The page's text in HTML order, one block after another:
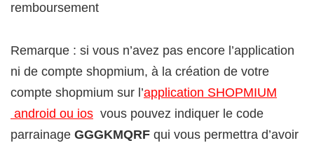
remboursement
Remarque : si vous n’avez pas encore l’application
ni de compte shopmium, à la création de votre
compte shopmium sur l’application SHOPMIUM
android ou ios vous pouvez indiquer le code
parrainage GGGKMQRF qui vous permettra d’avoir